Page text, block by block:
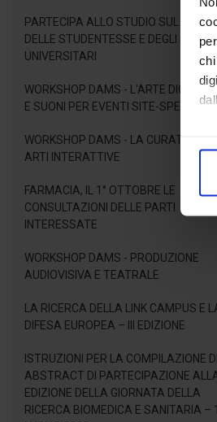
di
PARTECIPA ALLO STUDIO SUL
DELLE STUDENTESSE E DEGLI
UNIVERSITARI
WORKSHOP DAMS - L'ARTE DIGITALE:
E SUONI PER EVENTI SITE-SPECIFIC
WORKSHOP DAMS - LA CURATELA
ARTI INTERATTIVE
FARMACIA, IL 1° OTTOBRE LE
CONSULTAZIONI DELLE PARTI
INTERESSATE
WORKSHOP DAMS - PRODUZIONE
AUDIOVISIVA E TEATRALE
LA RICERCA DELLA LINK CAMPUS E
DIFESA EUROPEA – III EDIZIONE
ISTRUZIONI PER LA COMPILAZIONE
ABSTRACT DI PARTECIPAZIONE ALLA
EDIZIONE DELLA GIORNATA DELLA
RICERCA BIOMEDICA E SANITARIA –